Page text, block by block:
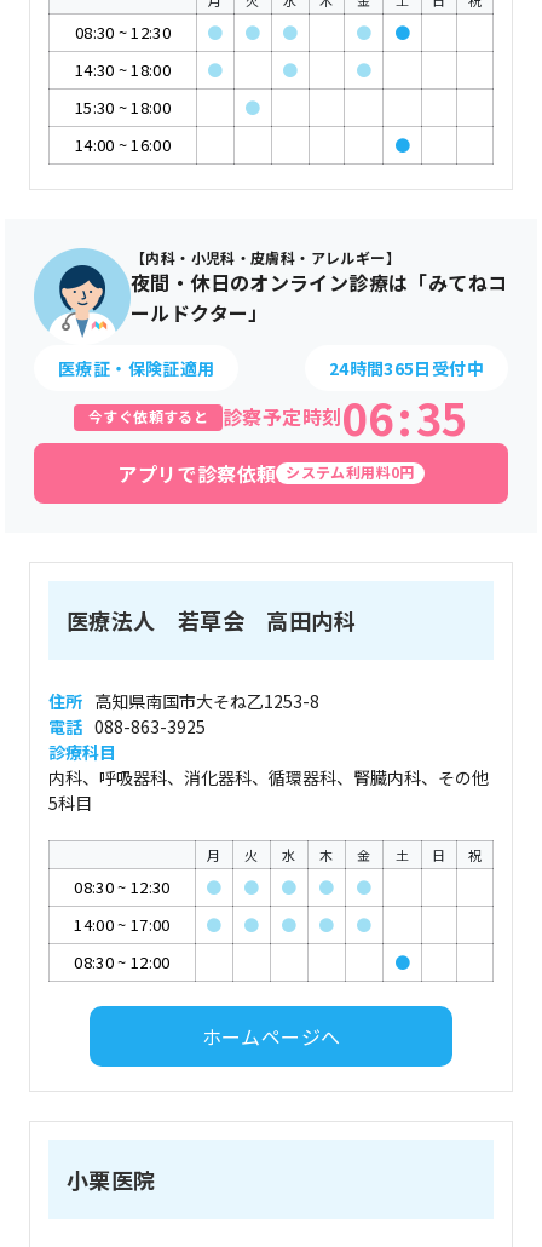
08:30 ~12:30 ● ● ● ●
●
14:30 ~18:00 ● ●
●
15:30 ~18:00
●
14:00 ~16:00 ●
【内科・小児科・皮膚科・アレルギー】
夜間・休日のオンライン診療は「みてねコ
ールドクター」
医療証・保険証適用 24時間365日受付中
今すぐ依頼すると 診察予定時刻06:35
アプリで診察依頼 システム利用料0円
医療法人 若草会 高田内科
住所 高知県南国市大そね乙1253-8
電話 088-863-3925
診療科目
内科、呼吸器科、消化器科、循環器科、腎臓内科、その他
5科目
月 火 水 木 金 土 日 祝
08:30~ 12:30 ● ● ● ●
●
14:00~ 17:00 ● ● ● ●
●
08:30~ 12:00 ●
ホームページへ
小栗医院